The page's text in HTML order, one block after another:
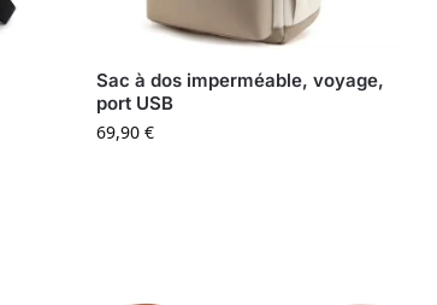
Sac à dos imperméable, voyage,
port USB
69,90 €